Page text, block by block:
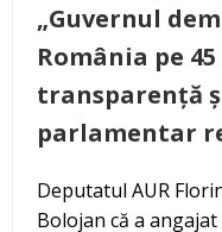
„Guvernul
România pe
transparență
parlamentar
Deputatul AUR
Bolojan că a